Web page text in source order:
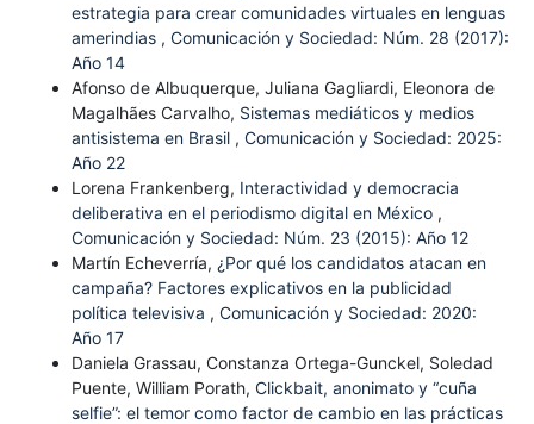
estrategia para crear comunidades virtuales en lenguas
amerindias , Comunicación y Sociedad: Núm. 28 (2017):
Año 14
Afonso de Albuquerque, Juliana Gagliardi, Eleonora de
Magalhães Carvalho, Sistemas mediáticos y medios
antisistema en Brasil , Comunicación y Sociedad: 2025:
Año 22
Lorena Frankenberg, Interactividad y democracia
deliberativa en el periodismo digital en México ,
Comunicación y Sociedad: Núm. 23 (2015): Año 12
Martín Echeverría, ¿Por qué los candidatos atacan en
campaña? Factores explicativos en la publicidad
política televisiva , Comunicación y Sociedad: 2020:
Año 17
Daniela Grassau, Constanza Ortega-Gunckel, Soledad
Puente, William Porath, Clickbait, anonimato y “cuña
selfie”: el temor como factor de cambio en las prácticas